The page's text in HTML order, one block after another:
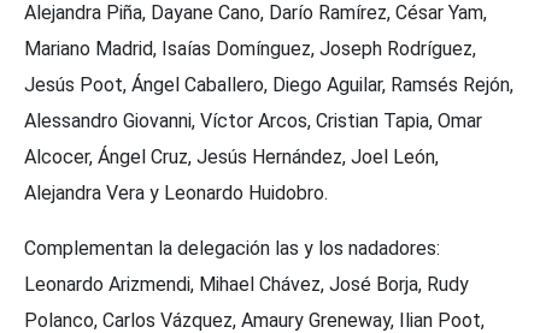
Alejandra Piña, Dayane Cano, Darío Ramírez, César Yam,
Mariano Madrid, Isaías Domínguez, Joseph Rodríguez,
Jesús Poot, Ángel Caballero, Diego Aguilar, Ramsés Rejón,
Alessandro Giovanni, Víctor Arcos, Cristian Tapia, Omar
Alcocer, Ángel Cruz, Jesús Hernández, Joel León,
Alejandra Vera y Leonardo Huidobro.
Complementan la delegación las y los nadadores:
Leonardo Arizmendi, Mihael Chávez, José Borja, Rudy
Polanco, Carlos Vázquez, Amaury Greneway, Ilian Poot,